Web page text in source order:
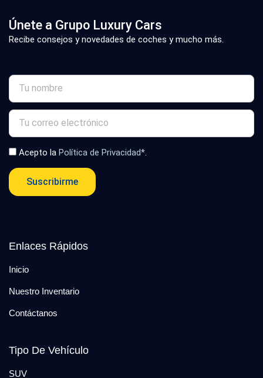
Únete a Grupo Luxury Cars
Recibe consejos y novedades de coches y mucho más.
Acepto la Política de Privacidad*.
Suscribirme
Enlaces Rápidos
Inicio
Nuestro Inventario
Contáctanos
Tipo De Vehículo
SUV